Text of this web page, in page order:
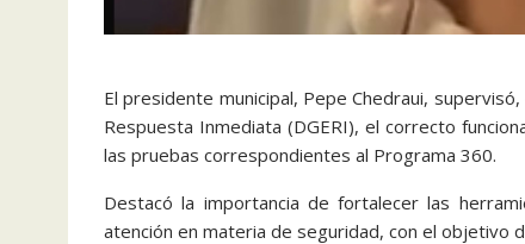
El presidente municipal, Pepe Chedraui,
Respuesta Inmediata (DGERI), el correcto
las pruebas correspondientes al Programa 360.
Destacó la importancia de fortalecer las
atención en materia de seguridad, con el objetivo